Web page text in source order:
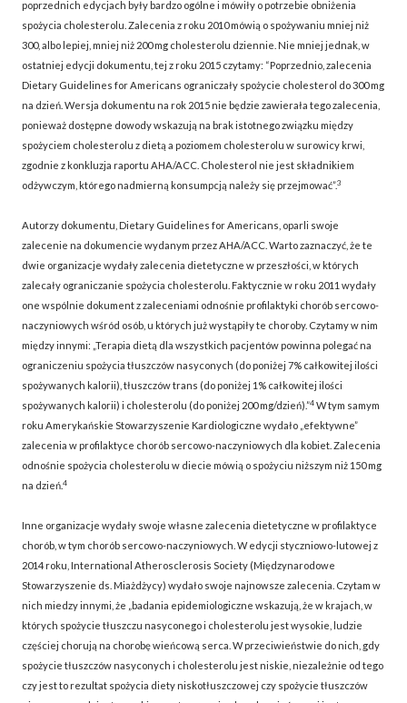
poprzednich edycjach były bardzo ogólne i mówiły o potrzebie obniżenia
spożycia cholesterolu. Zalecenia z roku 2010 mówią o spożywaniu mniej niż
300, albo lepiej, mniej niż 200 mg cholesterolu dziennie. Nie mniej jednak, w
ostatniej edycji dokumentu, tej z roku 2015 czytamy: “Poprzednio, zalecenia
Dietary Guidelines for Americans ograniczały spożycie cholesterol do 300 mg
na dzień. Wersja dokumentu na rok 2015 nie będzie zawierała tego zalecenia,
ponieważ dostępne dowody wskazują na brak istotnego związku między
spożyciem cholesterolu z dietą a poziomem cholesterolu w surowicy krwi,
zgodnie z konkluzja raportu AHA/ACC. Cholesterol nie jest składnikiem
odżywczym, którego nadmierną konsumpcją należy się przejmować”.3
Autorzy dokumentu, Dietary Guidelines for Americans, oparli swoje
zalecenie na dokumencie wydanym przez AHA/ACC. Warto zaznaczyć, że te
dwie organizacje wydały zalecenia dietetyczne w przeszłości, w których
zalecały ograniczanie spożycia cholesterolu. Faktycznie w roku 2011 wydały
one wspólnie dokument z zaleceniami odnośnie profilaktyki chorób sercowo-
naczyniowych wśród osób, u których już wystąpiły te choroby. Czytamy w nim
między innymi: „Terapia dietą dla wszystkich pacjentów powinna polegać na
ograniczeniu spożycia tłuszczów nasyconych (do poniżej 7% całkowitej ilości
spożywanych kalorii), tłuszczów trans (do poniżej 1% całkowitej ilości
spożywanych kalorii) i cholesterolu (do poniżej 200 mg/dzień).”4 W tym samym
roku Amerykańskie Stowarzyszenie Kardiologiczne wydało „efektywne”
zalecenia w profilaktyce chorób sercowo-naczyniowych dla kobiet. Zalecenia
odnośnie spożycia cholesterolu w diecie mówią o spożyciu niższym niż 150 mg
na dzień. 4
Inne organizacje wydały swoje własne zalecenia dietetyczne w profilaktyce
chorób, w tym chorób sercowo-naczyniowych. W edycji styczniowo-lutowej z
2014 roku, International Atherosclerosis Society (Międzynarodowe
Stowarzyszenie ds. Miażdżycy) wydało swoje najnowsze zalecenia. Czytam w
nich miedzy innymi, że „badania epidemiologiczne wskazują, że w krajach, w
których spożycie tłuszczu nasyconego i cholesterolu jest wysokie, ludzie
częściej chorują na chorobę wieńcową serca. W przeciwieństwie do nich, gdy
spożycie tłuszczów nasyconych i cholesterolu jest niskie, niezależnie od tego
czy jest to rezultat spożycia diety niskotłuszczowej czy spożycie tłuszczów